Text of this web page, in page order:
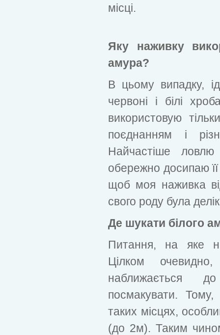
місці.
Яку наживку
амура?
В цьому випадку,
червоні і білі
використовую
поєднанням і
Найчастіше
обережно досипаю
щоб моя наживка
свого роду була
Де шукати білого
Питання, на яке
Цілком
наближається
посмакувати.
таких місцях,
(до 2м). Таким